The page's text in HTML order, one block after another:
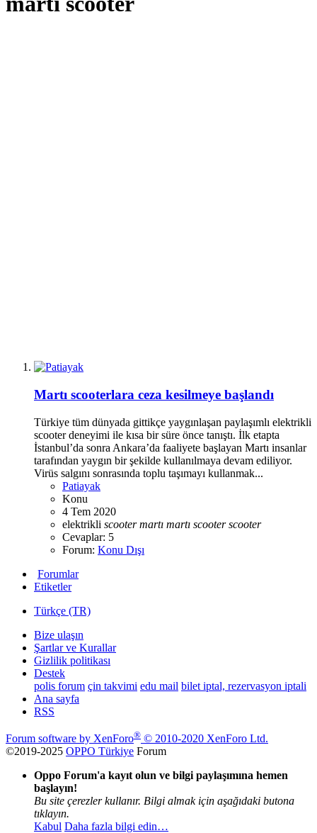
Martı scooterlara ceza kesilmeye başlandı
Türkiye tüm dünyada gittikçe yaygınlaşan paylaşımlı elektrikli
scooter deneyimi ile kısa bir süre önce tanıştı. İlk etapta
İstanbul’da sonra Ankara’da faaliyete başlayan Martı insanlar
tarafından yaygın bir şekilde kullanılmaya devam ediliyor.
Virüs salgını sonrasında toplu taşımayı kullanmak...
Patiayak
Konu
4 Tem 2020
elektrikli scooter martı martı scooter scooter
Cevaplar: 5
Forum: Konu Dışı
Forumlar
Etiketler
Türkçe (TR)
Bize ulaşın
Şartlar ve Kurallar
Gizlilik politikası
Destek
polis forum çin takvimi edu mail bilet iptal, rezervasyon iptali
Ana sayfa
RSS
Forum software by XenForo® © 2010-2020 XenForo Ltd.
©2019-2025 OPPO Türkiye Forum
Oppo Forum'a kayıt olun ve bilgi paylaşımına hemen
başlayın!
Bu site çerezler kullanır. Bilgi almak için aşağıdaki butona
tıklayın.
Kabul Daha fazla bilgi edin…